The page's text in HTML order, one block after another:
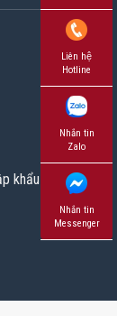
khẩu chính
Liên hệ
Hotline
Nhắn tin
Zalo
Nhắn tin
Messenger